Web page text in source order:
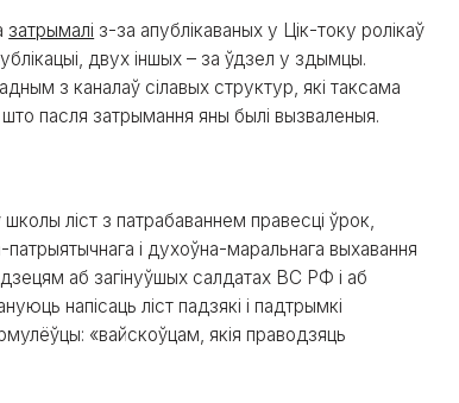
затрымалі з-за апублікаваных у Цік-току ролікаў
двух іншых– за ўдзел у здымцы.
з каналаў сілавых структур, які таксама
пасля затрымання яны былі вызваленыя.
школы ліст з патрабаваннем правесці ўрок,
і духоўна-маральнага выхавання
аб загінуўшых салдатах ВС РФ і аб
напісаць ліст падзякі і падтрымкі
«вайскоўцам, якія праводзяць